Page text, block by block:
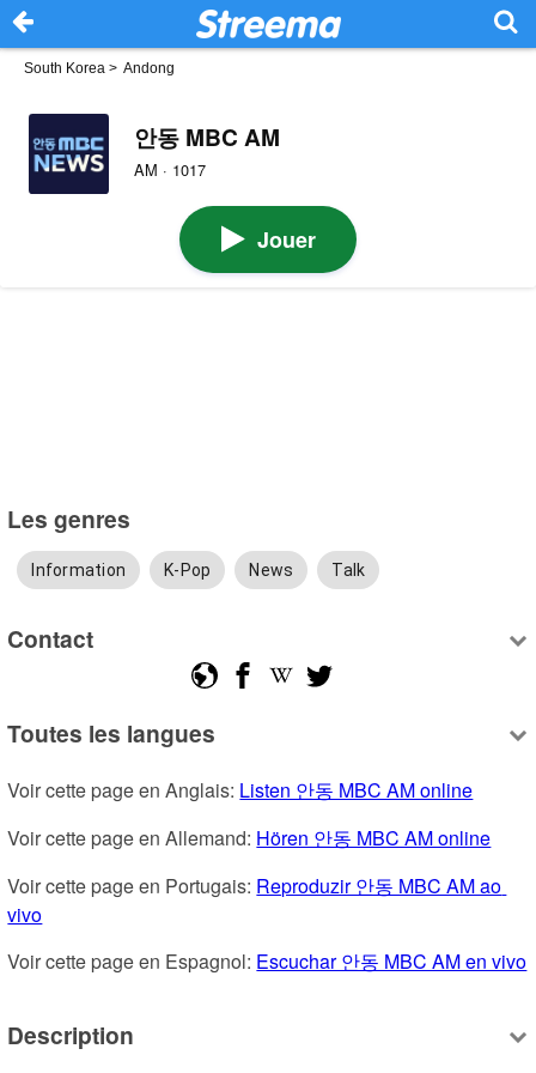
South Korea > Andong
안동 MBC AM
AM · 1017
Jouer
Les genres
Information K-Pop News Talk
Contact
Toutes les langues
Voir cette page en Anglais: Listen 안동 MBC AM online
Voir cette page en Allemand: Hören 안동 MBC AM online
Voir cette page en Portugais: Reproduzir 안동 MBC AM ao
vivo
Voir cette page en Espagnol: Escuchar 안동 MBC AM en vivo
Description